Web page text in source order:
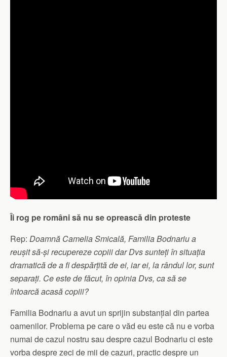
Îi rog pe români să nu se oprească din proteste
Rep: Doamnă Camelia Smicală, Familia Bodnariu a
reușit să-și recupereze copiii dar Dvs sunteți în situația
dramatică de a fi despărțită de ei, iar ei, la rândul lor, sunt
separați. Ce este de făcut, în opinia Dvs, ca să se
întoarcă acasă copiii?
Familia Bodnariu a avut un sprijin substanțial din partea
oamenilor. Problema pe care o văd eu este că nu e vorba
numai de cazul nostru sau despre cazul Bodnariu ci este
vorba despre zeci de mii de cazuri, practic despre un